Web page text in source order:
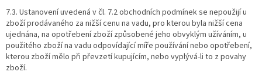
7.3. Ustanovení uvedená v čl. 7.2 obchodních podmínek se nepoužijí u
zboží prodávaného za nižší cenu na vadu, pro kterou byla nižší cena
ujednána, na opotřebení zboží způsobené jeho obvyklým užíváním, u
použitého zboží na vadu odpovídající míře používání nebo opotřebení,
kterou zboží mělo při převzetí kupujícím, nebo vyplývá-li to z povahy
zboží.